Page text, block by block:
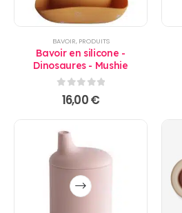
BAVOIR, PRODUITS
Bavoir en silicone -
Dinosaures - Mushie
0sur 5
16,00€
Ce
produit